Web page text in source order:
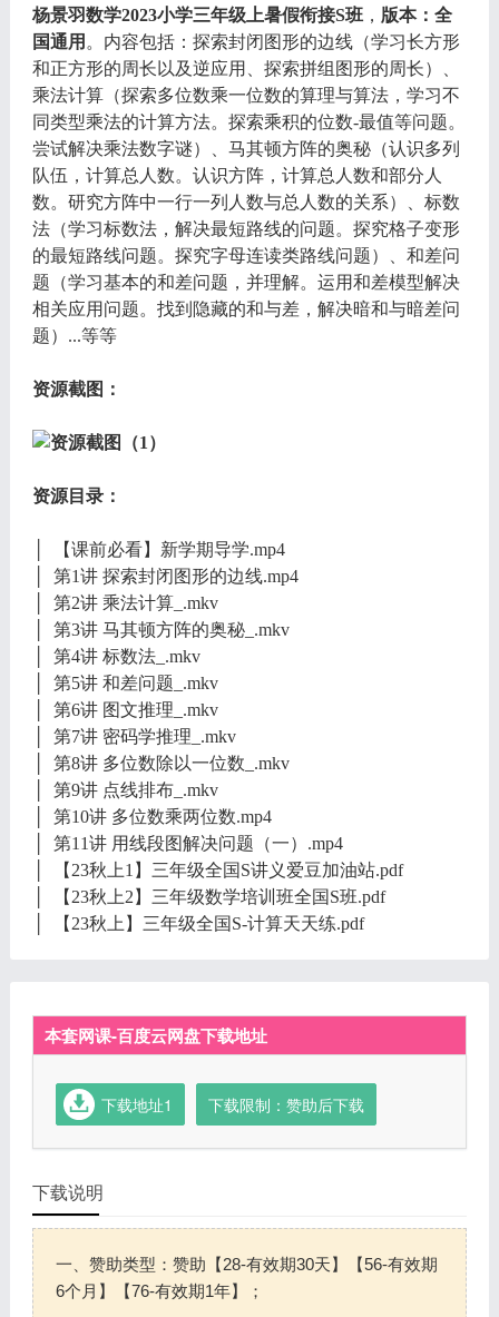
杨景羽数学2023小学三年级上暑假衔接S班， 版本：全
国通用 。内容包括：探索封闭图形的边线（学习长方形
和正方形的周长以及逆应用、探索拼组图形的周长）、
乘法计算（探索多位数乘一位数的算理与算法，学习不
同类型乘法的计算方法。探索乘积的位数-最值等问题。
尝试解决乘法数字谜）、马其顿方阵的奥秘（认识多列
队伍，计算总人数。认识方阵，计算总人数和部分人
数。研究方阵中一行一列人数与总人数的关系）、标数
法（学习标数法，解决最短路线的问题。探究格子变形
的最短路线问题。探究字母连读类路线问题）、和差问
题（学习基本的和差问题，并理解。运用和差模型解决
相关应用问题。找到隐藏的和与差，解决暗和与暗差问
题）...等等
资源截图：
资源目录：
│ 【课前必看】新学期导学.mp4
│ 第1讲 探索封闭图形的边线.mp4
│ 第2讲 乘法计算_.mkv
│ 第3讲 马其顿方阵的奥秘_.mkv
│ 第4讲 标数法_.mkv
│ 第5讲 和差问题_.mkv
│ 第6讲 图文推理_.mkv
│ 第7讲 密码学推理_.mkv
│ 第8讲 多位数除以一位数_.mkv
│ 第9讲 点线排布_.mkv
│ 第10讲 多位数乘两位数.mp4
│ 第11讲 用线段图解决问题（一）.mp4
│ 【23秋上1】三年级全国S讲义爱豆加油站.pdf
│ 【23秋上2】三年级数学培训班全国S班.pdf
│ 【23秋上】三年级全国S-计算天天练.pdf
本套网课-百度云网盘下载地址
下载地址1 下载限制：赞助后下载
下载说明
一、赞助类型：赞助【28-有效期30天】【56-有效期
6个月】【76-有效期1年】；